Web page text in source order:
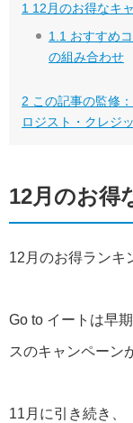
1 12月のお得なキ
1.1 おすすめ
の組み合わせ
2 この記事の監修
ロジスト・クレジ
12月のお得
12月のお得ランキ
Go to イートは早
スのキャンペーン
11月に引き続き、